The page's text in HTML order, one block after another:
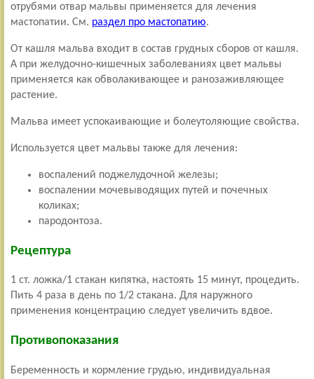
отрубями отвар мальвы применяется для лечения
мастопатии. См. раздел про мастопатию.
От кашля мальва входит в состав грудных сборов от кашля.
А при желудочно-кишечных заболеваниях цвет мальвы
применяется как обволакивающее и ранозаживляющее
растение.
Мальва имеет успокаивающие и болеутоляющие свойства.
Используется цвет мальвы также для лечения:
воспалений поджелудочной железы;
воспалении мочевыводящих путей и почечных
коликах;
пародонтоза.
Рецептура
1 ст. ложка/1 стакан кипятка, настоять 15 минут, процедить.
Пить 4 раза в день по 1/2 стакана. Для наружного
применения концентрацию следует увеличить вдвое.
Противопоказания
Беременность и кормление грудью, индивидуальная